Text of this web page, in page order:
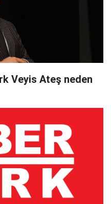
Veyis Ateş neden